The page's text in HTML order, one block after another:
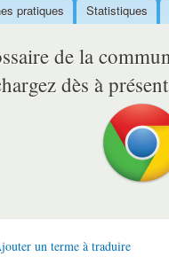
pratiques Statistiques
de la
dès à
un terme à traduire